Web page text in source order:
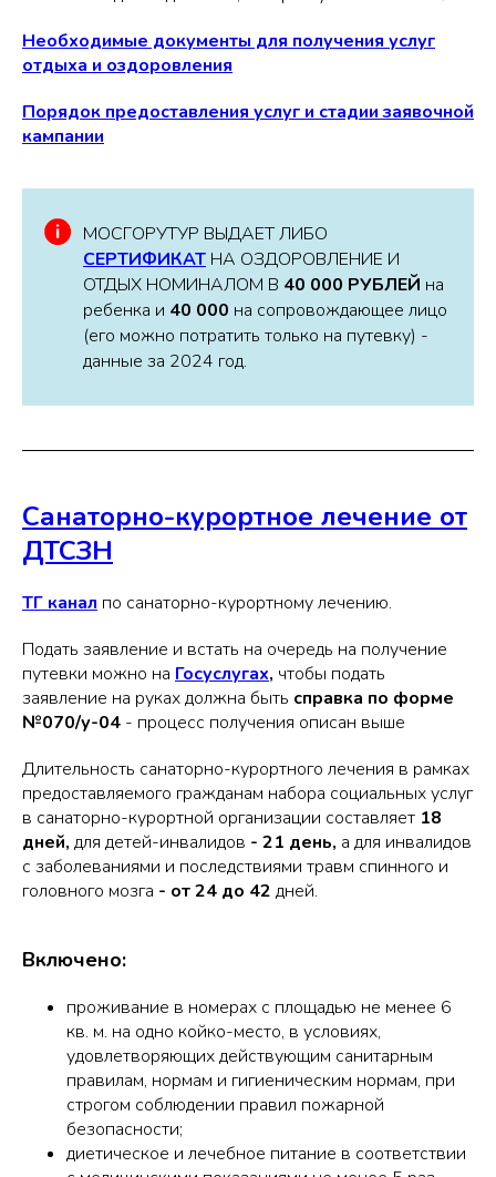
Необходимые документы для получения услуг
отдыха и оздоровления
Порядок предоставления услуг и стадии заявочной
кампании
МОСГОРУТУР ВЫДАЕТ ЛИБО
СЕРТИФИКАТ НА ОЗДОРОВЛЕНИЕ И
ОТДЫХ НОМИНАЛОМ В 40 000 РУБЛЕЙ на
ребенка и 40 000 на сопровождающее лицо
(его можно потратить только на путевку) -
данные за 2024 год.
Санаторно-курортное лечение от
ДТСЗН
ТГ канал по санаторно-курортному лечению.
Подать заявление и встать на очередь на получение
путевки можно на Госуслугах, чтобы подать
заявление на руках должна быть справка по форме
№070/у-04 - процесс получения описан выше
Длительность санаторно-курортного лечения в рамках
предоставляемого гражданам набора социальных услуг
в санаторно-курортной организации составляет 18
дней, для детей-инвалидов - 21 день, а для инвалидов
с заболеваниями и последствиями травм спинного и
головного мозга - от 24 до 42 дней.
Включено:
проживание в номерах с площадью не менее 6
кв. м. на одно койко-место, в условиях,
удовлетворяющих действующим санитарным
правилам, нормам и гигиеническим нормам, при
строгом соблюдении правил пожарной
безопасности;
диетическое и лечебное питание в соответствии